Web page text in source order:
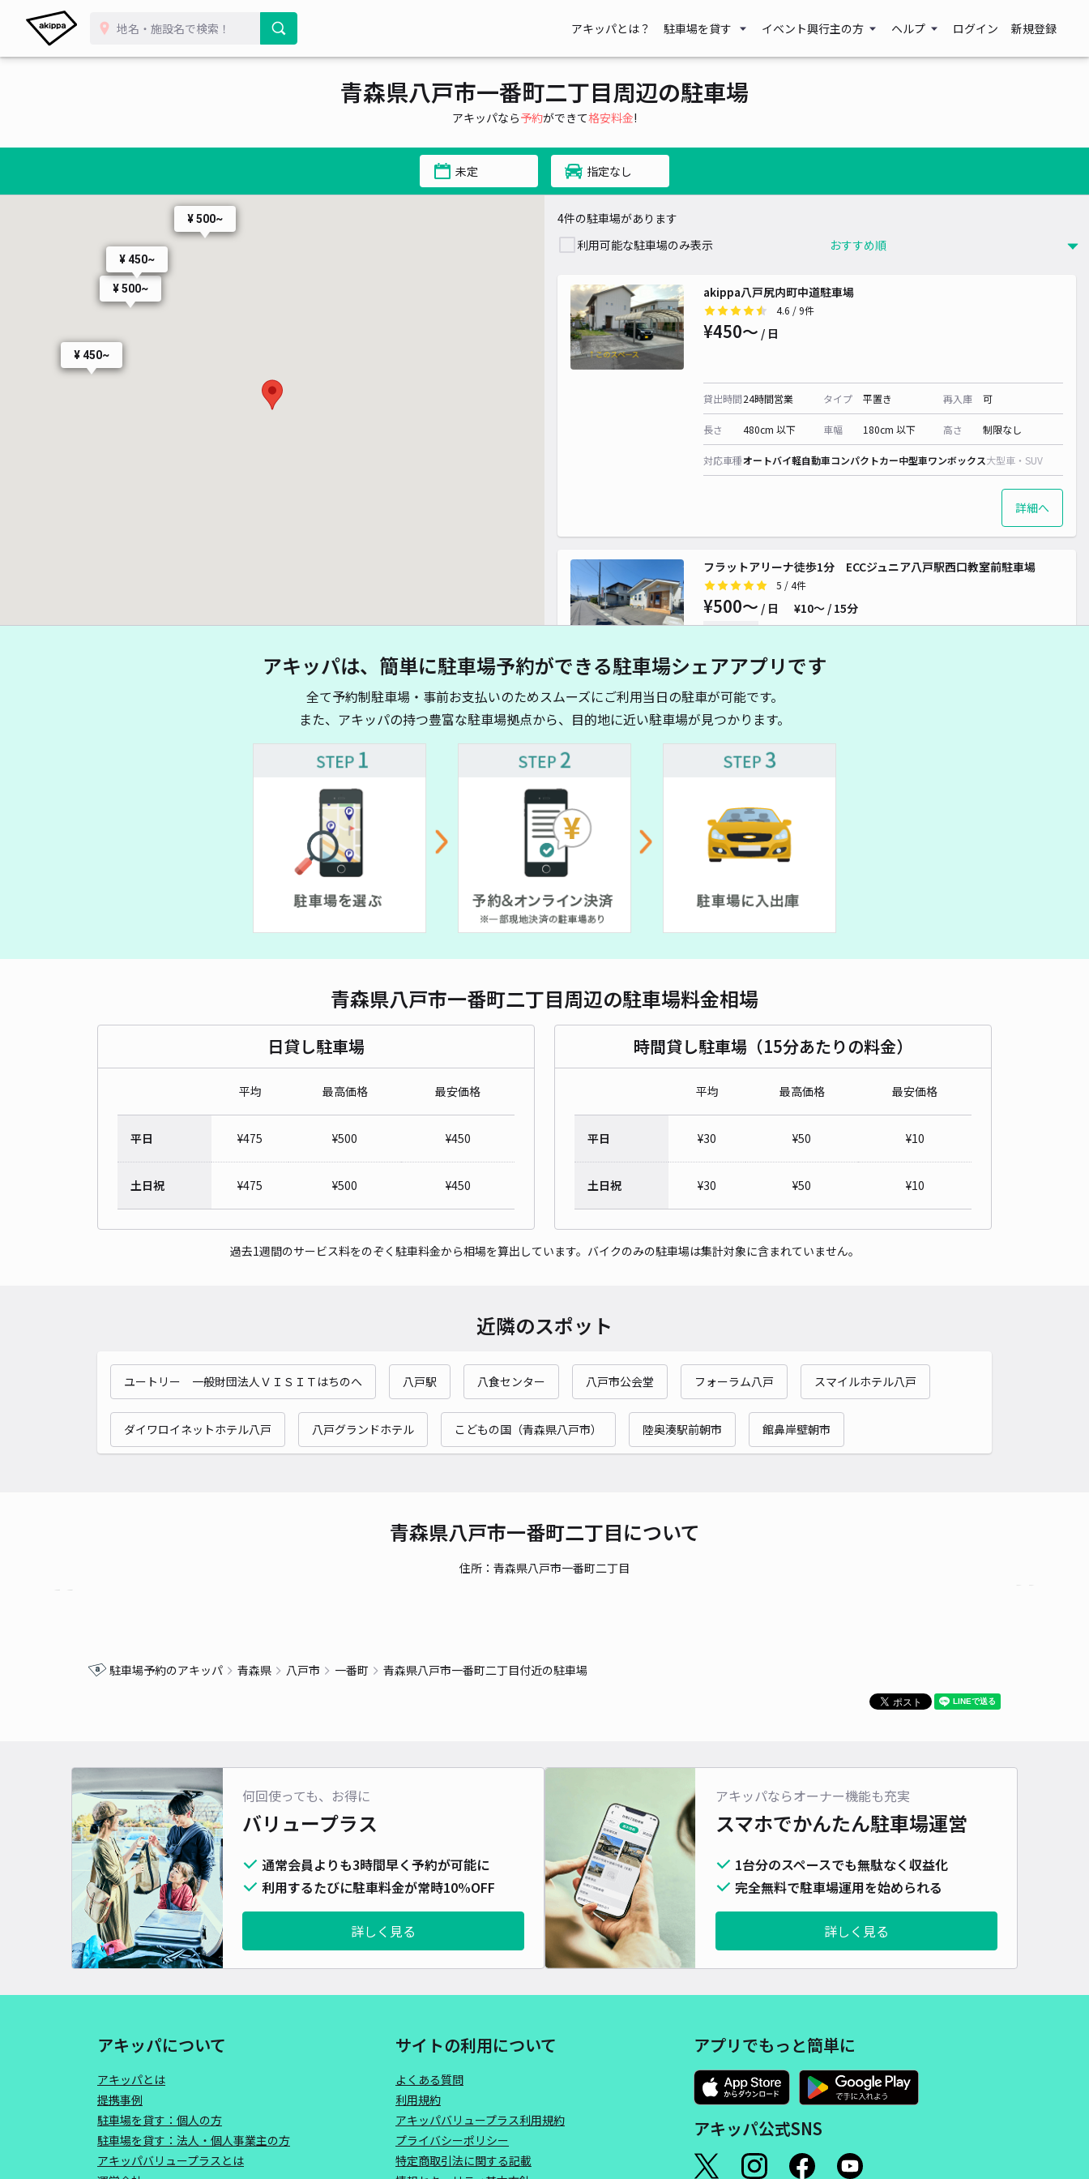
アキッパとは？ 駐車場を貸す イベント興行主の方 ヘルプ ログイン 新規登録
青森県八戸市一番町二丁目周辺の駐車場
アキッパなら予約ができて格安料金!
未定 指定なし
¥ 450~
¥ 500~
¥ 500~
¥ 450~
4件の駐車場があります
利用可能な駐車場のみ表示
akippa八戸尻内町中道駐車場
4.6 / 9件
¥450〜 / 日
貸出時間24時間営業 タイプ 平置き 再入庫 可
長さ 480cm 以下 車幅 180cm 以下 高さ 制限なし
対応車種オートバイ軽自動車コンパクトカー中型車ワンボックス大型車・SUV
詳細へ
フラットアリーナ徒歩1分 ECCジュニア八戸駅西口教室前駐車場
5 / 4件
¥500〜 / 日 ¥10〜 / 15分
貸出時間 24時間営業
長さ 500cm 以下
尻内町内田17駐車場
5/ 1件
時間貸し可
対応車種 オートバイ
メドツ河原2-1 アキッパ駐車場
/ 15件
¥450〜/ 日
長さ 560cm 以下 車幅
アキッパは、簡単に駐車場予約ができる駐車場シェアアプリです
全て予約制駐車場・事前お支払いのためスムーズにご利用当日の駐車が可能です。
また、アキッパの持つ豊富な駐車場拠点から、目的地に近い駐車場が見つかります。
青森県八戸市一番町二丁目周辺の駐車場料金相場
日貸し駐車場
平均 最高価格 最安価格
平日 ¥475 ¥500 ¥450
土日祝 ¥475 ¥500 ¥450
時間貸し駐車場（15分あたりの料金）
平均 最高価格 最安価格
平日 ¥30 ¥50 ¥10
土日祝 ¥30 ¥50 ¥10
過去1週間のサービス料をのぞく駐車料金から相場を算出しています。バイクのみの駐車場は集計対象に含まれていません。
近隣のスポット
ユートリー 一般財団法人ＶＩＳＩＴはちのへ 八戸駅 八食センター 八戸市公会堂 フォーラム八戸 スマイルホテル八戸
ダイワロイネットホテル八戸 八戸グランドホテル こどもの国（青森県八戸市） 陸奥湊駅前朝市 館鼻岸壁朝市
青森県八戸市一番町二丁目について
住所：青森県八戸市一番町二丁目
駐車場予約のアキッパ 青森県 八戸市 一番町 青森県八戸市一番町二丁目付近の駐車場
何回使っても、お得に
バリュープラス
通常会員よりも3時間早く予約が可能に
利用するたびに駐車料金が常時10%OFF
詳しく見る
アキッパならオーナー機能も充実
スマホでかんたん駐車場運営
1台分のスペースでも無駄なく収益化
完全無料で駐車場運用を始められる
詳しく見る
アキッパについて
アキッパとは
提携事例
駐車場を貸す：個人の方
駐車場を貸す：法人・個人事業主の方
アキッパバリュープラスとは
サイトの利用について
よくある質問
利用規約
アキッパバリュープラス利用規約
プライバシーポリシー
特定商取引法に関する記載
アプリでもっと簡単に
アキッパ公式SNS